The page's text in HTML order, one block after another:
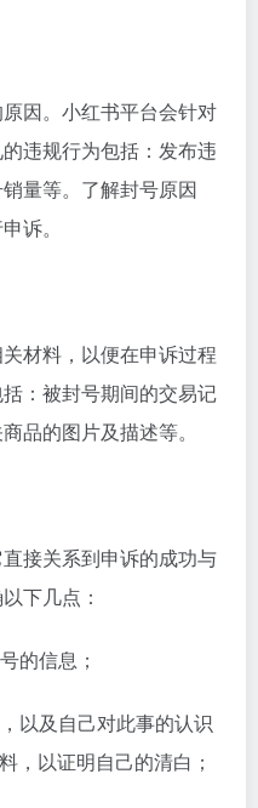
因。小红书平台会针对
违规行为包括：发布违
量等。了解封号原因
诉。
材料，以便在申诉过程
：被封号期间的交易记
品的图片及描述等。
接关系到申诉的成功与
下几点：
的信息；
以及自己对此事的认识
，以证明自己的清白；